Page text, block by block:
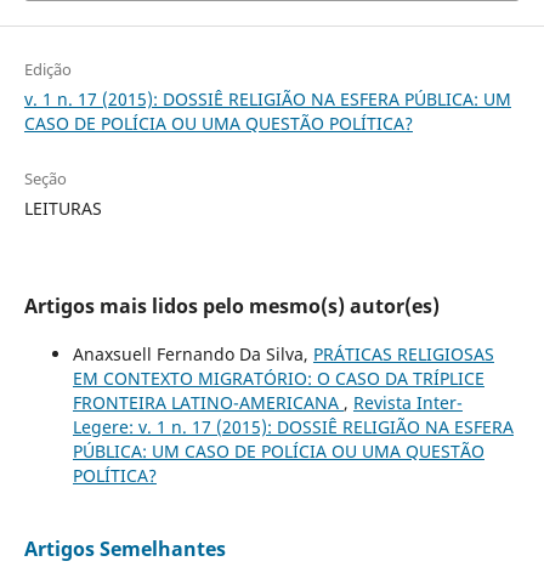
Edição
v. 1 n. 17 (2015): DOSSIÊ RELIGIÃO NA ESFERA PÚBLICA: UM
CASO DE POLÍCIA OU UMA QUESTÃO POLÍTICA?
Seção
LEITURAS
Artigos mais lidos pelo mesmo(s) autor(es)
Anaxsuell Fernando Da Silva, PRÁTICAS RELIGIOSAS
EM CONTEXTO MIGRATÓRIO: O CASO DA TRÍPLICE
FRONTEIRA LATINO-AMERICANA , Revista Inter-
Legere: v. 1 n. 17 (2015): DOSSIÊ RELIGIÃO NA ESFERA
PÚBLICA: UM CASO DE POLÍCIA OU UMA QUESTÃO
POLÍTICA?
Artigos Semelhantes